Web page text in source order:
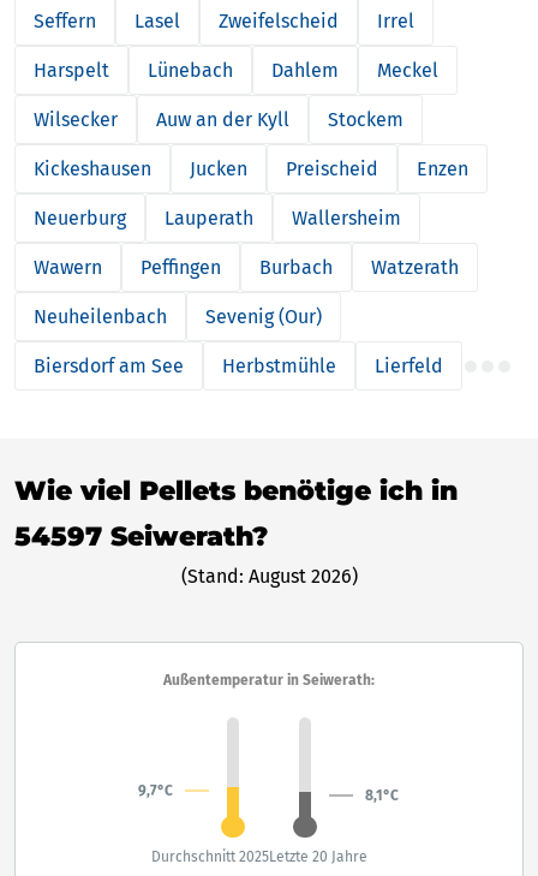
Seffern Lasel Zweifelscheid Irrel
Harspelt Lünebach Dahlem Meckel
Wilsecker Auw an der Kyll Stockem
Kickeshausen Jucken Preischeid Enzen
Neuerburg Lauperath Wallersheim
Wawern Peffingen Burbach Watzerath
Neuheilenbach Sevenig (Our)
Biersdorf am See Herbstmühle Lierfeld
Wie viel Pellets benötige ich in
54597 Seiwerath?
(Stand: August 2026)
Außentemperatur in Seiwerath:
9,7°C 8,1°C
Durchschnitt 2025Letzte 20 Jahre